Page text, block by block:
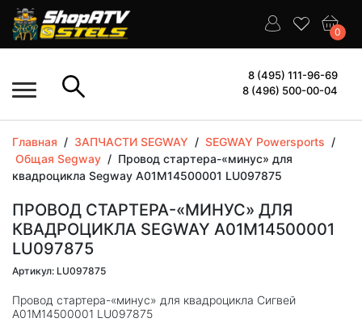
0
8 (495) 111-96-69
8 (496) 500-00-04
Главная / ЗАПЧАСТИ SEGWAY / SEGWAY Powersports /
Общая Segway / Провод стартера-«минус» для
квадроцикла Segway A01M14500001 LU097875
ПРОВОД СТАРТЕРА-«МИНУС» ДЛЯ
КВАДРОЦИКЛА SEGWAY A01M14500001
LU097875
Артикул: LU097875
Провод стартера-«минус» для квадроцикла Сигвей
A01M14500001 LU097875